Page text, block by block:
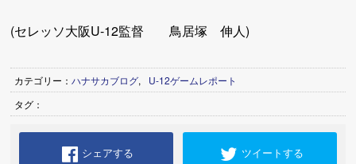
(セレッソ大阪U-12監督 鳥居塚 伸人)
カテゴリー：ハナサカブログ,
U-12ゲームレポート
タグ：
シェアする ツイートする